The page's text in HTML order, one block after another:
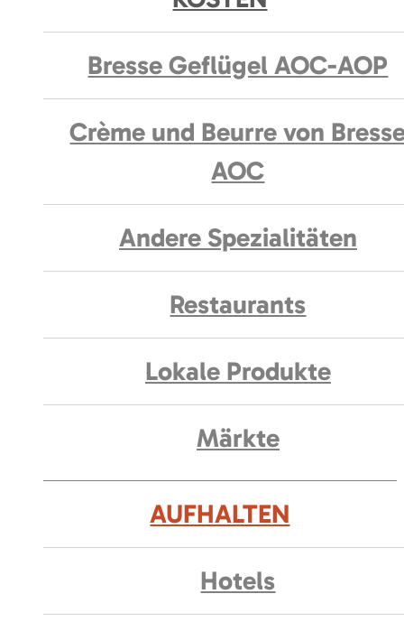
Bresse Geflügel AOC-AOP
Crème und Beurre von
AOC
Andere Spezialitäten
Restaurants
Lokale Produkte
Märkte
AUFHALTEN
Hotels